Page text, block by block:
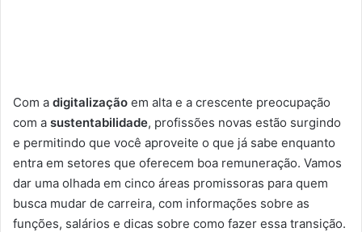
Com a digitalização em alta e a crescente preocupação
com a sustentabilidade, profissões novas estão surgindo
e permitindo que você aproveite o que já sabe enquanto
entra em setores que oferecem boa remuneração. Vamos
dar uma olhada em cinco áreas promissoras para quem
busca mudar de carreira, com informações sobre as
funções, salários e dicas sobre como fazer essa transição.